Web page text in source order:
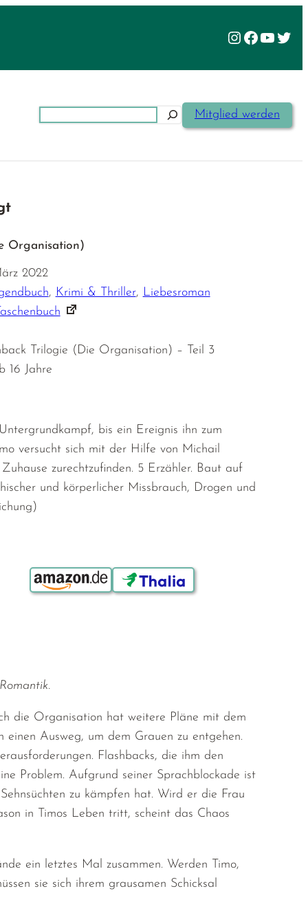
Instagram
Facebook
Mitglied werden
Organisation)
2022
, Krimi & Thriller, Liebesroman
Trilogie (Die Organisation) – Teil 3
16 Jahre
bis ein Ereignis ihn zum
versucht sich mit der Hilfe von Michail
zurechtzufinden. 5 Erzähler. Baut auf
und körperlicher Missbrauch, Drogen und
Bestellen über:
die Organisation hat weitere Pläne mit dem
Ausweg, um dem Grauen zu entgehen.
Flashbacks, die ihm den
Problem. Aufgrund seiner Sprachblockade ist
zu kämpfen hat. Wird er die Frau
in Timos Leben tritt, scheint das Chaos
ein letztes Mal zusammen. Werden Timo,
sie sich ihrem grausamen Schicksal